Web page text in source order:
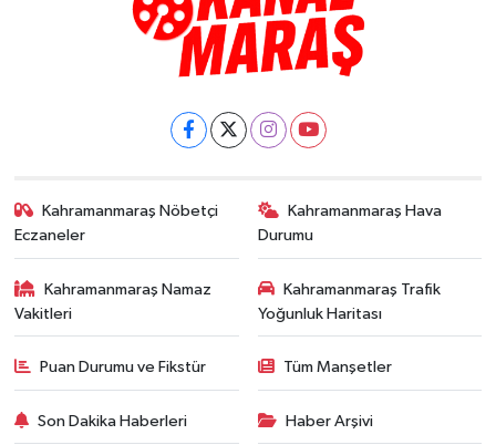
Kahramanmaraş Nöbetçi
Eczaneler
Kahramanmaraş Hava
Durumu
Kahramanmaraş Namaz
Vakitleri
Kahramanmaraş Trafik
Yoğunluk Haritası
Puan Durumu ve Fikstür Tüm Manşetler
Son Dakika Haberleri Haber Arşivi